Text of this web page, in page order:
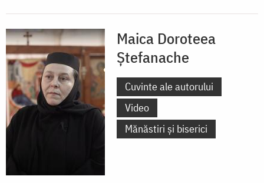
Maica Doroteea
Ștefanache
Cuvinte ale autorului
Video
Mănăstiri și biserici